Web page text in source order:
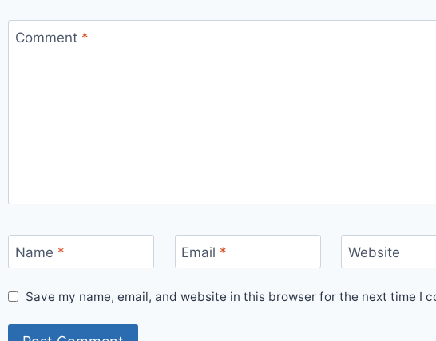
Comment *
Name * Email * Website
Save my name, email, and website in this browser for the next time I